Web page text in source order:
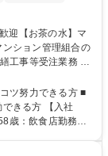
工事等受注業務 ■
躍しています
万円/年（昨年度
である株式会社合
ビスと適性価格を
ツ努力できる方 ■